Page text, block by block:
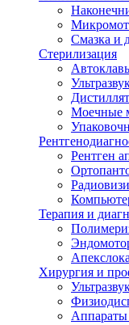
Смазка и
Стерилизация
Моечные
Рентген
Терапия и
Хирургия и